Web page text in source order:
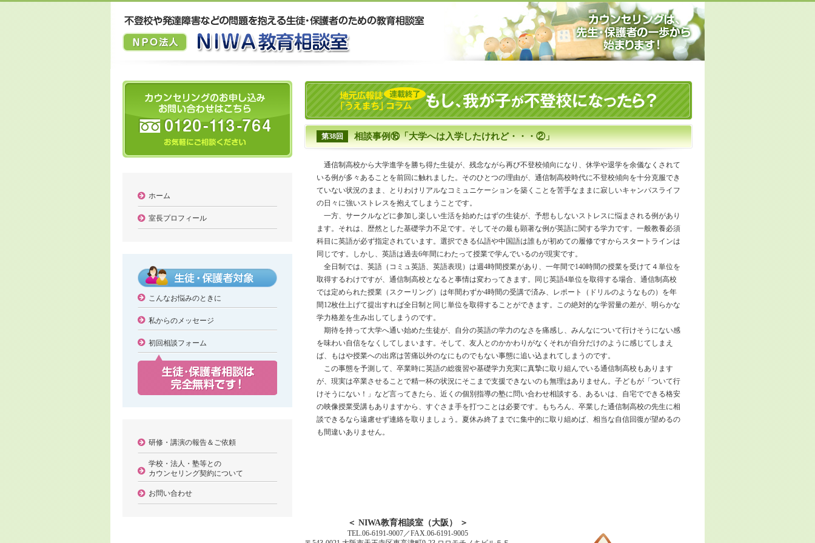
ホーム
室長プロフィール
こんなお悩みのときに
私からのメッセージ
初回相談フォーム
研修・講演の報告＆ご依頼
学校・法人・塾等との
カウンセリング契約について
お問い合わせ
第38回 相談事例⑯「大学へは入学したけれど・・・②」
通信制高校から大学進学を勝ち得た生徒が、残念ながら再び不登校傾向になり、休学や退学を余儀なくされて
いる例が多々あることを前回に触れました。そのひとつの理由が、通信制高校時代に不登校傾向を十分克服でき
ていない状況のまま、とりわけリアルなコミュニケーションを築くことを苦手なままに寂しいキャンパスライフ
の日々に強いストレスを抱えてしまうことです。
一方、サークルなどに参加し楽しい生活を始めたはずの生徒が、予想もしないストレスに悩まされる例があり
ます。それは、歴然とした基礎学力不足です。そしてその最も顕著な例が英語に関する学力です。一般教養必須
科目に英語が必ず指定されています。選択できる仏語や中国語は誰もが初めての履修ですからスタートラインは
同じです。しかし、英語は過去6年間にわたって授業で学んでいるのが現実です。
全日制では、英語（コミュ英語、英語表現）は週4時間授業があり、一年間で140時間の授業を受けて４単位を
取得するわけですが、通信制高校となると事情は変わってきます。同じ英語4単位を取得する場合、通信制高校
では定められた授業（スクーリング）は年間わずか4時間の受講で済み、レポート（ドリルのようなもの）を年
間12枚仕上げて提出すれば全日制と同じ単位を取得することができます。この絶対的な学習量の差が、明らかな
学力格差を生み出してしまうのです。
期待を持って大学へ通い始めた生徒が、自分の英語の学力のなさを痛感し、みんなについて行けそうにない感
を味わい自信をなくしてしまいます。そして、友人とのかかわりがなくそれが自分だけのように感じてしまえ
ば、もはや授業への出席は苦痛以外のなにものでもない事態に追い込まれてしまうのです。
この事態を予測して、卒業時に英語の総復習や基礎学力充実に真摯に取り組んでいる通信制高校もあります
が、現実は卒業させることで精一杯の状況にそこまで支援できないのも無理はありません。子どもが「ついて行
けそうにない！」など言ってきたら、近くの個別指導の塾に問い合わせ相談する、あるいは、自宅でできる格安
の映像授業受講もありますから、すぐさま手を打つことは必要です。もちろん、卒業した通信制高校の先生に相
談できるなら遠慮せず連絡を取りましょう。夏休み終了までに集中的に取り組めば、相当な自信回復が望めるの
も間違いありません。
＜ NIWA教育相談室（大阪） ＞
TEL.06-6191-9007／FAX.06-6191-9005